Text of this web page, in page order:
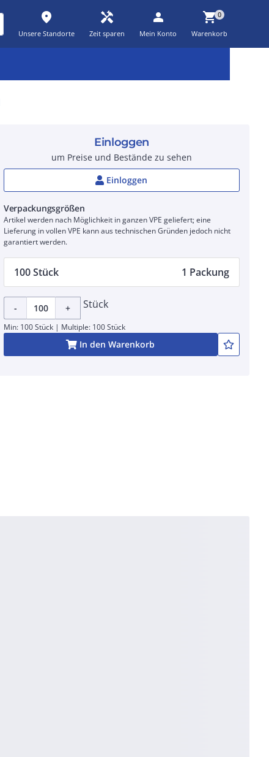
place
Unsere Standorte
handyman
Zeit sparen
person
Mein Konto
shopping_cart0
Warenkorb
Einloggen
um Preise und Bestände zu sehen
Einloggen
Verpackungsgrößen
Artikel werden nach Möglichkeit in ganzen VPE geliefert; eine
Lieferung in vollen VPE kann aus technischen Gründen jedoch nicht
garantiert werden.
100 Stück 1 Packung
- + Stück
Min: 100 Stück | Multiple: 100 Stück
In den Warenkorb